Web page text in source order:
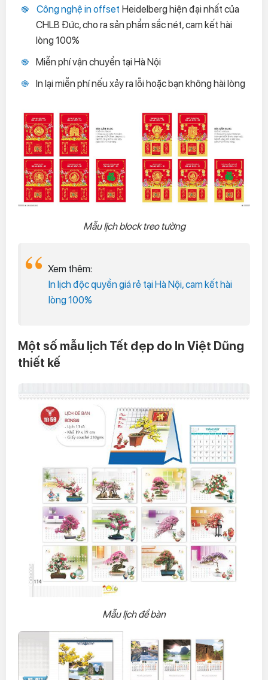
Công nghệ in offset Heidelberg hiện đại nhất của
CHLB Đức, cho ra sản phẩm sắc nét, cam kết hài
lòng 100%
Miễn phí vận chuyển tại Hà Nội
In lại miễn phí nếu xảy ra lỗi hoặc bạn không hài lòng
Mẫu lịch block treo tường
Xem thêm:
In lịch độc quyền giá rẻ tại Hà Nội, cam kết hài
lòng 100%
Một số mẫu lịch Tết đẹp do In Việt Dũng
thiết kế
Mẫu lịch để bàn